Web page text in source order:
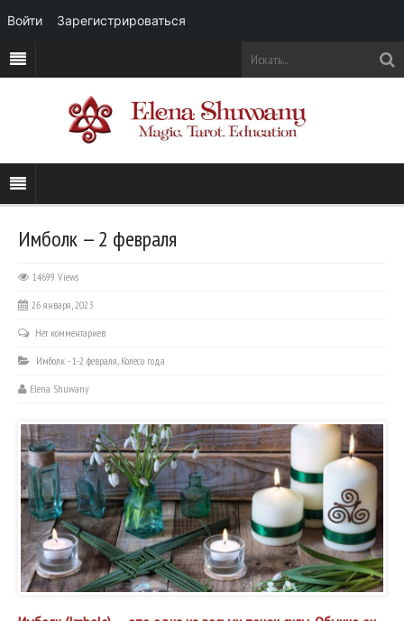
Имболк — 2 февраля
14699 Views
26 января, 2023
Нет комментариев
Имболк - 1-2 февраля, Колесо года
Elena Shuwany
Войти Зарегистрироваться